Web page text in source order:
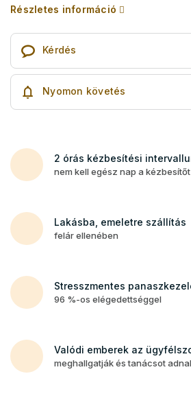
Részletes információ
Kérdés
Nyomon követés
2 órás kézbesítési
nem kell egész nap a
Lakásba, emeletre szállítás
felár ellenében
Stresszmentes
96 %-os elégedettséggel
Valódi emberek az
meghallgatják és tanácsot